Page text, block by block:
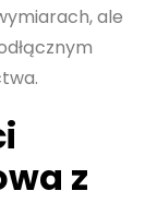
ale
z